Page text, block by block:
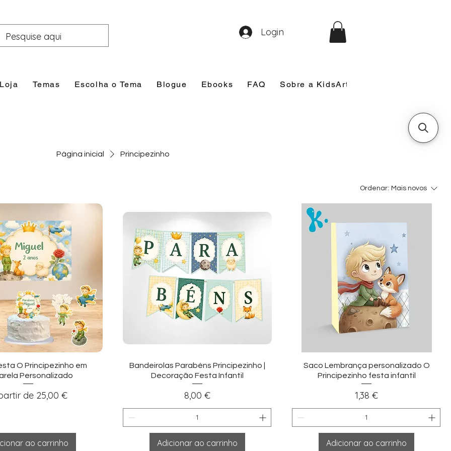
Loja Temas Escolha o Tema Blogue Ebooks FAQ Sobre a KidsArt
Login
Página inicial Principezinho
Ordenar: Mais novos
rápida
O Principezinho em
Personalizado
de 25,00 €
promocional
ao carrinho
Visualização rápida
Bandeirolas Parabéns Principezinho |
Decoração Festa Infantil
Preço
8,00 €
Adicionar ao carrinho
Visualização rápida
Saco Lembrança personalizado O
Principezinho festa infantil
Preço
1,38 €
Adicionar ao carrinho